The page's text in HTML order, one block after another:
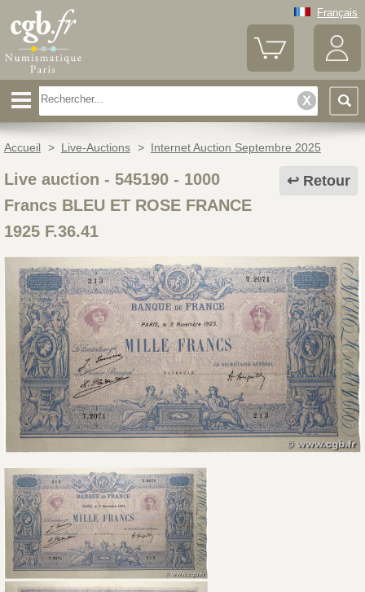
Français
Accueil > Live-Auctions > Internet Auction Septembre 2025
Retour
Live auction - 545190- 1000
Francs BLEU ET ROSE FRANCE
1925 F.36.41